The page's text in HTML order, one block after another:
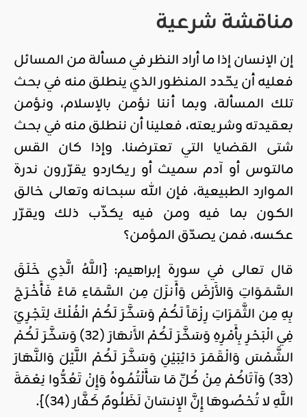
مناقشة شرعية
إن الإنسان إذا ما أراد النظر في مسألة من المسائل
فعليه أن يحّدد المنظور الذي ينطلق منه في بحث
تلك المسألة، وبما أننا نؤمن بالإسلام، ونؤمن
بعقيدته وشريعته، فعلينا أن ننطلق منه في بحث
شتى القضايا التي تعترضنا. وإذا كان القس
مالتوس أو آدم سميث أو ريكاردو يقرّرون ندرة
الموارد الطبيعية، فإن الله سبحانه وتعالى خالق
الكون بما فيه ومن فيه يكذّب ذلك ويقرّر
عكسه، فمن يصدّق المؤمن؟
قال تعالى في سورة إبراهيم: {اللَّهُ الَّذِي خَلَقَ
السَّمَوَاتِ وَالأَرْضَ وَأَنزَلَ مِن السَّمَاءِ مَاءً فَأَخْرَجَ
بِهِ مِن الثَّمَرَاتِ رِزْقاً لَكُمْ وَسَخَّرَ لَكُمْ الْفُلْكَ لِتَجْرِيَ
فِي الْبَحْرِ بِأَمْرِهِ وَسَخَّرَ لَكُمْ الأَنهَارَ (32) وَسَخَّرَ لَكُمْ
الشَّمْسَ وَالْقَمَرَ دَائِبَيْنِ وَسَخَّرَ لَكُمْ اللَّيْلَ وَالنَّهَارَ
(33) وَآتَاكُمْ مِنْ كُلِّ مَا سَأَلْتُمُوهُ وَإِنْ تَعُدُّوا نِعْمَةَ
اللَّهِ لا تُحْصُوهَا إِنَّ الإِنسَانَ لَظَلُومٌ كَفَّار (34)}.